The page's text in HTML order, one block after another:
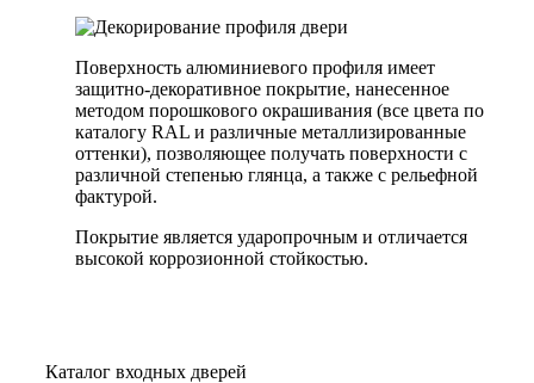
Поверхность алюминиевого профиля имеет
защитно-декоративное покрытие, нанесенное
методом порошкового окрашивания (все цвета по
каталогу RAL и различные металлизированные
оттенки), позволяющее получать поверхности с
различной степенью глянца, а также с рельефной
фактурой.
Покрытие является ударопрочным и отличается
высокой коррозионной стойкостью.
Каталог входных дверей